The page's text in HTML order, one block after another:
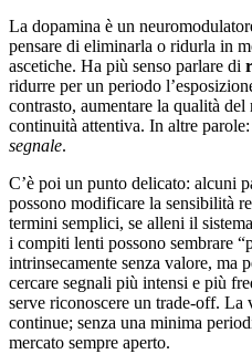
La dopamina è un
pensare di eliminarla o ridurla in
ascetiche. Ha più senso parlare di
ridurre per un periodo
contrasto, aumentare la qualità
continuità attentiva. In altre
segnale.
C’è poi un punto delicato: alcuni
possono modificare la sensibilità
termini semplici, se alleni il
i compiti lenti possono sembrare
intrinsecamente senza valore, ma
cercare segnali più intensi e più
serve riconoscere un trade-off. La
continue; senza una minima
mercato sempre aperto.